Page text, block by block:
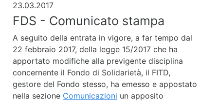
23.03.2017
FDS - Comunicato stampa
A seguito della entrata in vigore, a far tempo dal
22 febbraio 2017, della legge 15/2017 che ha
apportato modifiche alla previgente disciplina
concernente il Fondo di Solidarietà, il FITD,
gestore del Fondo stesso, ha emesso e appostato
nella sezione Comunicazioni un apposito